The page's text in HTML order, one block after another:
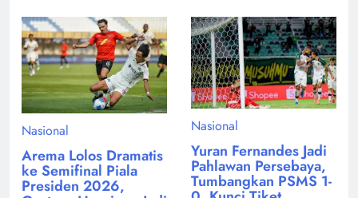
Nasional
Arema Lolos Dramatis
ke Semifinal Piala
Presiden 2026,
Nasional
Yuran Fernandes Jadi
Pahlawan Persebaya,
Tumbangkan PSMS 1-